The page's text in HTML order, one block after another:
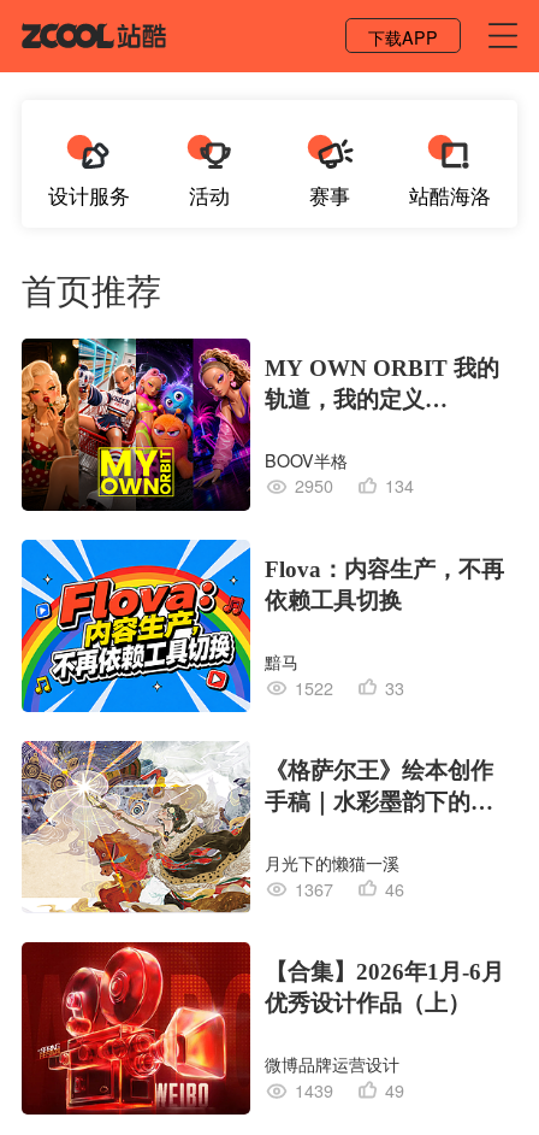
下载APP
设计服务 活动 赛事 站酷海洛
首页推荐
MY OWN ORBIT 我的
轨道，我的定义
对
BOOV半格
2950
134
Flova：内容生产，不再
依赖工具切换
黯马
1522
33
《格萨尔王》绘本创作
手稿｜水彩墨韵下的史
月光下的懒猫一溪
1367
46
【合集】2026年1月-6月
优秀设计作品（上）
微博品牌运营设计
1439
49